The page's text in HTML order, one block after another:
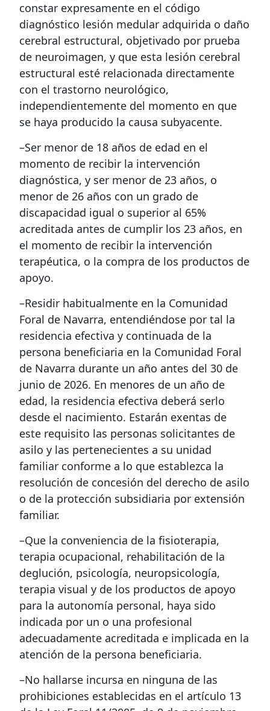
constar expresamente en el código
diagnóstico lesión medular adquirida o daño
cerebral estructural, objetivado por prueba
de neuroimagen, y que esta lesión cerebral
estructural esté relacionada directamente
con el trastorno neurológico,
independientemente del momento en que
se haya producido la causa subyacente.
–Ser menor de 18 años de edad en el
momento de recibir la intervención
diagnóstica, y ser menor de 23 años, o
menor de 26 años con un grado de
discapacidad igual o superior al 65%
acreditada antes de cumplir los 23 años, en
el momento de recibir la intervención
terapéutica, o la compra de los productos de
apoyo.
–Residir habitualmente en la Comunidad
Foral de Navarra, entendiéndose por tal la
residencia efectiva y continuada de la
persona beneficiaria en la Comunidad Foral
de Navarra durante un año antes del 30 de
junio de 2026. En menores de un año de
edad, la residencia efectiva deberá serlo
desde el nacimiento. Estarán exentas de
este requisito las personas solicitantes de
asilo y las pertenecientes a su unidad
familiar conforme a lo que establezca la
resolución de concesión del derecho de asilo
o de la protección subsidiaria por extensión
familiar.
–Que la conveniencia de la fisioterapia,
terapia ocupacional, rehabilitación de la
deglución, psicología, neuropsicología,
terapia visual y de los productos de apoyo
para la autonomía personal, haya sido
indicada por un o una profesional
adecuadamente acreditada e implicada en la
atención de la persona beneficiaria.
–No hallarse incursa en ninguna de las
prohibiciones establecidas en el artículo 13